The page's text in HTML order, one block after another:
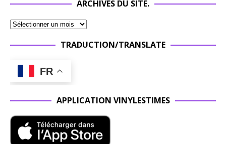
ARCHIVES DU SITE.
TRADUCTION/TRANSLATE
FR
APPLICATION VINYLESTIMES